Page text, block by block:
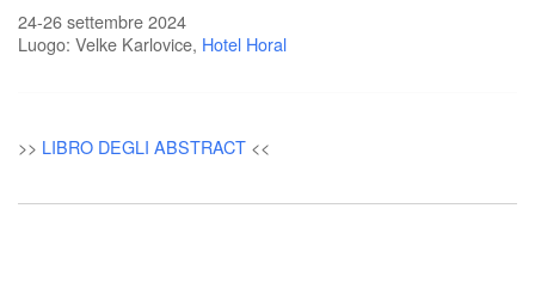
24-26 settembre 2024
Luogo: Velke Karlovice, Hotel Horal
>> LIBRO DEGLI ABSTRACT <<